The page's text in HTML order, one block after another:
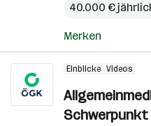
40.000 €
Merken
Einblicke Videos
Schwerpunkt